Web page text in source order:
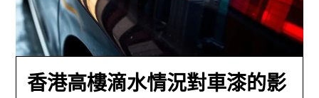
香港高樓滴水情況對車漆的影